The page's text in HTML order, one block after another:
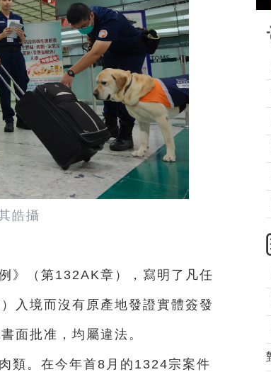
皓攝
》（第132AK章），寫明了凡任
入境而沒有原產地發證實體簽發
面批准，均屬違法。
類。在今年首8月的1324宗案件